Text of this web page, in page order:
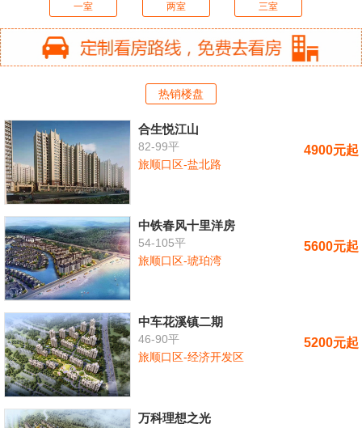
一室 两室 三室
热销楼盘
合生悦江山
82-99平
旅顺口区-盐北路
4900元起
中铁春风十里洋房
54-105平
旅顺口区-琥珀湾
5600元起
中车花溪镇二期
46-90平
旅顺口区-经济开发区
5200元起
万科理想之光